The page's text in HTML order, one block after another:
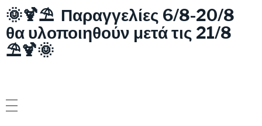
🌞🍹⛱️ Παραγγελίες 6/8-20/8
θα υλοποιηθούν μετά τις 21/8
⛱️🍹🌞